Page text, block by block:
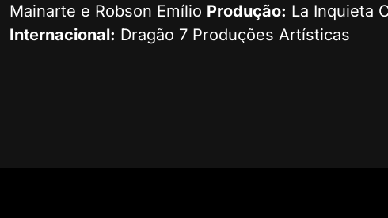
Mainarte e Robson Emílio Produção: La Inquieta
Internacional: Dragão 7 Produções Artísticas